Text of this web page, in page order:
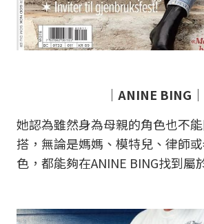
｜ANINE BING｜
她認為雖然身為母親的角色也不
搭，無論是媽媽、模特兒、律師
色，都能夠在ANINE BING找到屬